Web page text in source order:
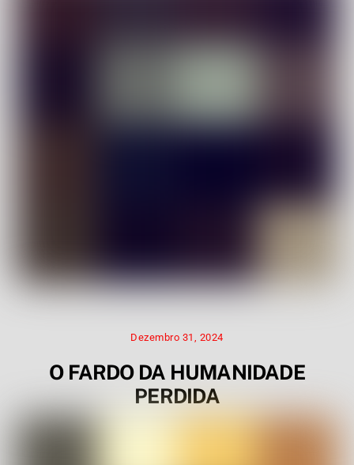
Dezembro 31, 2024
O FARDO DA HUMANIDADE
PERDIDA